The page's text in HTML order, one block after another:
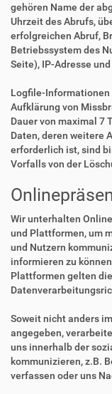
gehören Name der
Uhrzeit des Abrufs,
erfolgreichen Abruf,
Betriebssystem des
Seite), IP-Adresse
Logfile-Informationen
Aufklärung von
Dauer von maximal 7
Daten, deren weitere
erforderlich ist, sind
Vorfalls von der
Wir unterhalten
und Plattformen, um
und Nutzern
informieren zu
Plattformen gelten
Soweit nicht anders
angegeben,
uns innerhalb der
kommunizieren, z.B.
verfassen oder uns